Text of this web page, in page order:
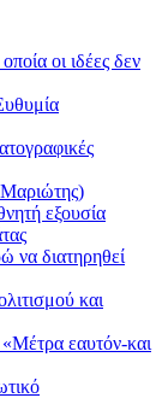
οι ιδέες δεν
εξουσία
να διατηρηθεί
και
εαυτόν-και